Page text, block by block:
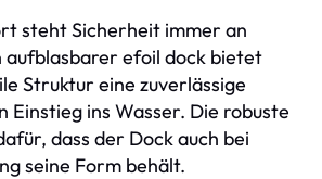
steht Sicherheit immer an
aufblasbarer efoil dock bietet
Struktur eine zuverlässige
Einstieg ins Wasser. Die robuste
dass der Dock auch bei
seine Form behält.